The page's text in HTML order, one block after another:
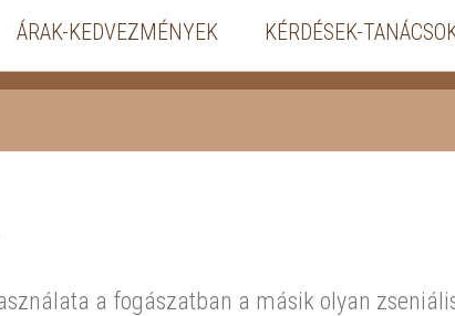
ÁRAK-KEDVEZMÉNYEK KÉRDÉSEK-
a fogászatban a másik olyan